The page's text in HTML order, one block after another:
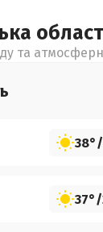
та
38°/
37°/